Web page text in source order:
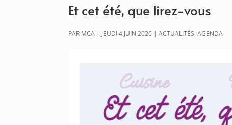
Et cet été, que lirez-vous
PAR MCA | JEUDI 4 JUIN 2026 |ACTUALITÉS,AGENDA